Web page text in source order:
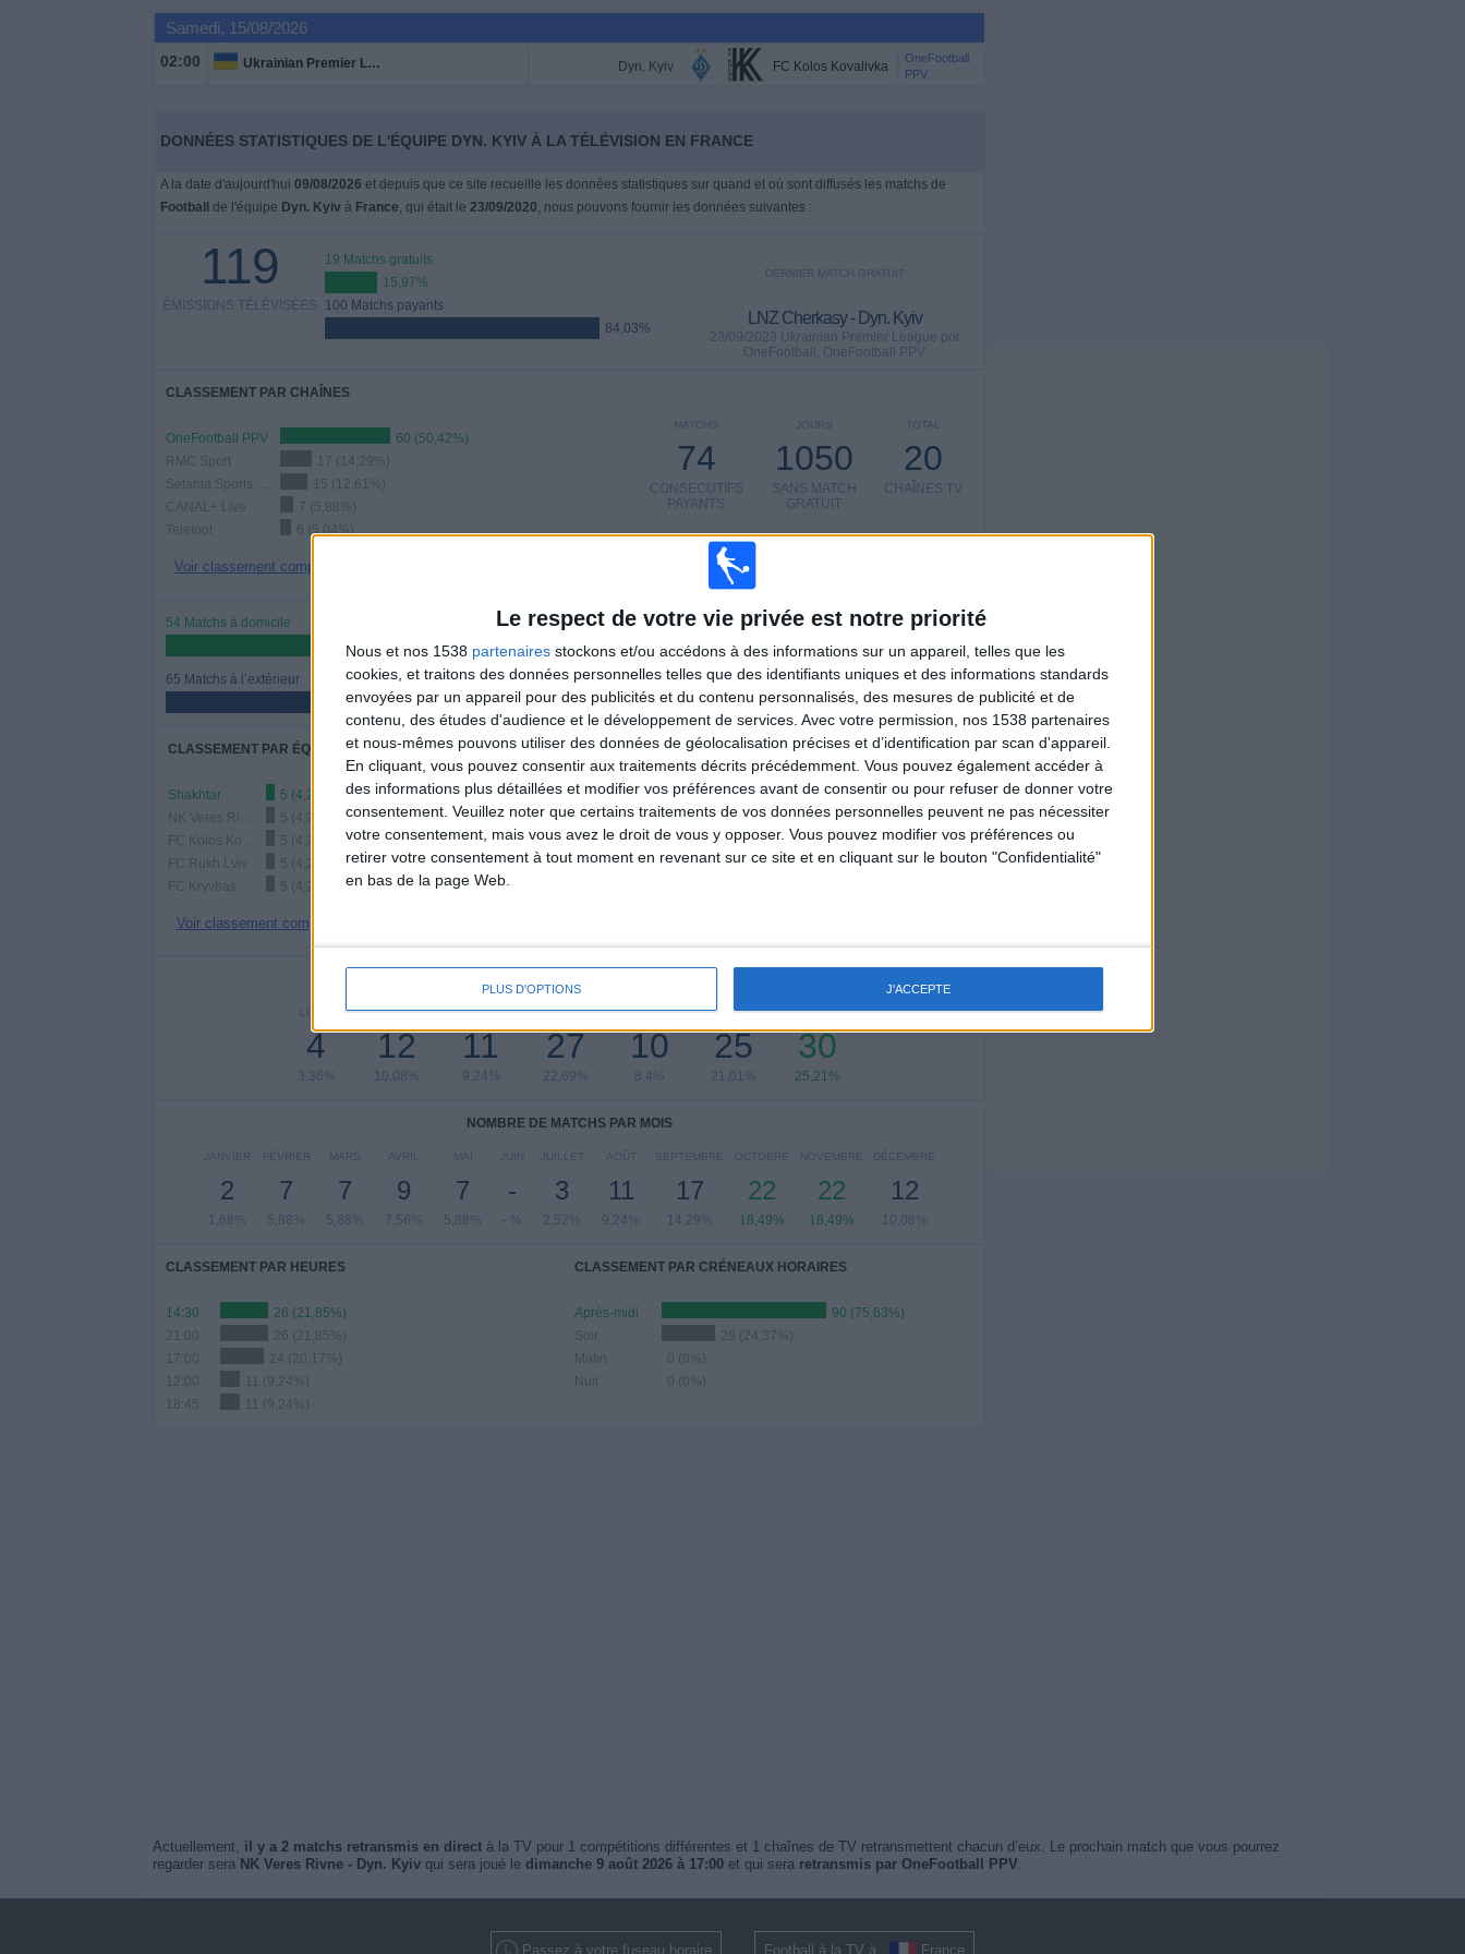
Le respect de votre vie privée est notre priorité
Nous et nos 1538 partenaires stockons et/ou accédons à des informations sur un appareil, telles que les
cookies, et traitons des données personnelles telles que des identifiants uniques et des informations standards
envoyées par un appareil pour des publicités et du contenu personnalisés, des mesures de publicité et de
contenu, des études d'audience et le développement de services. Avec votre permission, nos 1538 partenaires
et nous-mêmes pouvons utiliser des données de géolocalisation précises et d’identification par scan d'appareil.
En cliquant, vous pouvez consentir aux traitements décrits précédemment. Vous pouvez également accéder à
des informations plus détaillées et modifier vos préférences avant de consentir ou pour refuser de donner votre
consentement. Veuillez noter que certains traitements de vos données personnelles peuvent ne pas nécessiter
votre consentement, mais vous avez le droit de vous y opposer. Vous pouvez modifier vos préférences ou
retirer votre consentement à tout moment en revenant sur ce site et en cliquant sur le bouton "Confidentialité"
en bas de la page Web.
PLUS D'OPTIONS J'ACCEPTE
Samedi, 15/08/2026
02:00 Ukrainian Premier League Dyn. Kyiv FC Kolos Kovalivka
OneFootball
PPV
DONNÉES STATISTIQUES DE L'ÉQUIPE DYN. KYIV À LA TÉLÉVISION EN FRANCE
A la date d'aujourd'hui 09/08/2026 et depuis que ce site recueille les données statistiques sur quand et où sont diffusés les matchs de
Football
de l'équipe Dyn. Kyivà France, qui était le 23/09/2020, nous pouvons fournir les données suivantes :
119
ÉMISSIONS TÉLÉVISÉES
19 Matchs gratuits
15,97%
100 Matchs payants
84,03%
DERNIER MATCH GRATUIT
LNZ Cherkasy - Dyn. Kyiv
23/09/2023 Ukrainian Premier League por
OneFootball, OneFootball PPV
CLASSEMENT PAR CHAÎNES
OneFootball PPV
60 (50,42%)
RMC Sport
17 (14,29%)
15 (12,61%)
CANAL+ Live
7 (5,88%)
Telefoot
6 (5,04%)
Voir classement complet
TOTAL
20
CHAÎNES TV
JOURS
1050
SANS MATCH
GRATUIT
MATCHS
74
CONSECUTIFS
PAYANTS
54 Matchs à domicile
45,38%
65 Matchs à l’extérieur
54,62%
TOTAL
52
ADVERSAIRES
5
VS Shakhtar
5
COMPÉTITIONS
CLASSEMENT PAR ÉQUIPES
Shakhtar
5 (4,2%)
5 (4,2%)
5 (4,2%)
FC Rukh Lviv
5 (4,2%)
FC Kryvbas
5 (4,2%)
Voir classement complet
CLASSEMENT PAR COMPÉTITIONS
Ukrainian Premier League
74 (62,18%)
Ligue Europa
19 (15,97%)
Ligue des Champions
18 (15,13%)
Ligue Conférence
6 (5,04%)
LUNDI
4
3,36%
MARDI
12
10,08%
MERCREDI
11
9,24%
JEUDI
27
22,69%
VENDREDI
10
8,4%
SAMEDI
25
21,01%
DIMANCHE
30
25,21%
NOMBRE DE MATCHS PAR MOIS
JANVIER
2
1,68%
FÉVRIER
7
5,88%
MARS
7
5,88%
AVRIL
9
7,56%
MAI
7
5,88%
JUIN
-
- %
JUILLET
3
2,52%
AOÛT
11
9,24%
SEPTEMBRE
17
14,29%
OCTOBRE
22
18,49%
NOVEMBRE
22
18,49%
DÉCEMBRE
12
10,08%
CLASSEMENT PAR HEURES
14:30
26 (21,85%)
21:00
26 (21,85%)
17:00
24 (20,17%)
12:00
11 (9,24%)
18:45
11 (9,24%)
CLASSEMENT PAR CRÉNEAUX HORAIRES
Après-midi
90 (75,63%)
Soir
29 (24,37%)
Matin
0 (0%)
Nuit
0 (0%)
Actuellement, il y a 2 matchs retransmis en directà la TV pour 1 compétitions différentes et 1 chaînes de TV retransmettent chacun d’eux. Le prochain match que vous pourrez
regarder sera NK Veres Rivne - Dyn. Kyivqui sera joué le dimanche 9 août 2026 à 17:00et qui sera retransmis par OneFootball PPV.
Passez à votre fuseau horaire Football à la TV à France